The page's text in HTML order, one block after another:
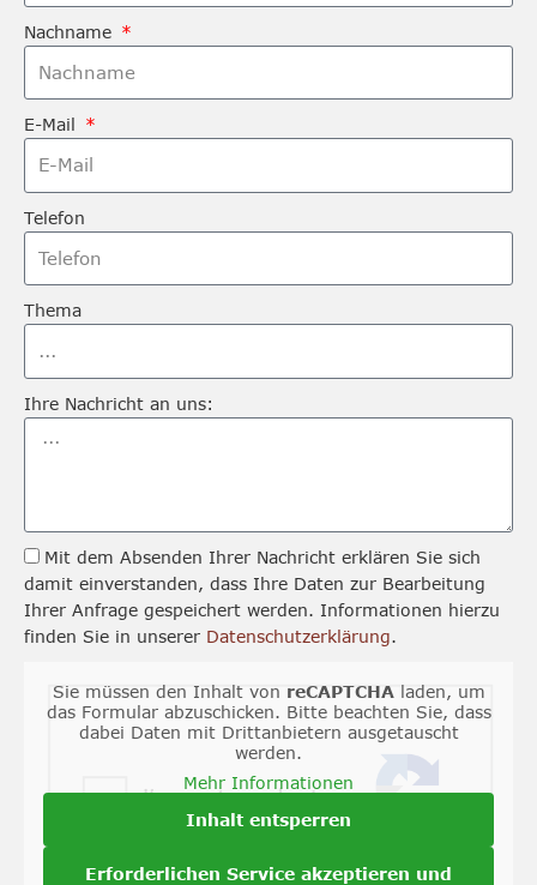
Nachname
E-Mail
Telefon
Thema
Ihre Nachricht an uns:
Mit dem Absenden Ihrer Nachricht erklären Sie sich
damit einverstanden, dass Ihre Daten zur Bearbeitung
Ihrer Anfrage gespeichert werden. Informationen hierzu
finden Sie in unserer Datenschutzerklärung.
Sie müssen den Inhalt von reCAPTCHAladen, um
das Formular abzuschicken. Bitte beachten Sie, dass
dabei Daten mit Drittanbietern ausgetauscht
werden.
Mehr Informationen
Inhalt entsperren
Erforderlichen Service akzeptieren und